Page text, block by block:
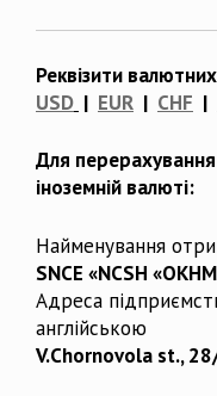
Реквізити
USD | EUR | CHF |
Для перерахування
іноземній валюті:
Найменування
SNCE «NCSH
Адреса
англійською
V.Chornovola st.,